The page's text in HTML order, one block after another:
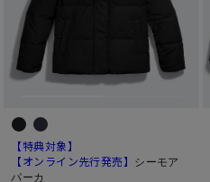
【特典対象】
【オンライン先行発売】 シーモア
パーカ